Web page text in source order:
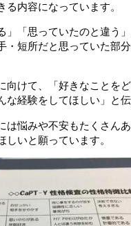
る内容になっています。
「思っていたのと違う
・短所だと思っていた部
けて、「好きなことを
な経験をしてほしい」と伝
悩みや不安もたくさん
しいと願っています。